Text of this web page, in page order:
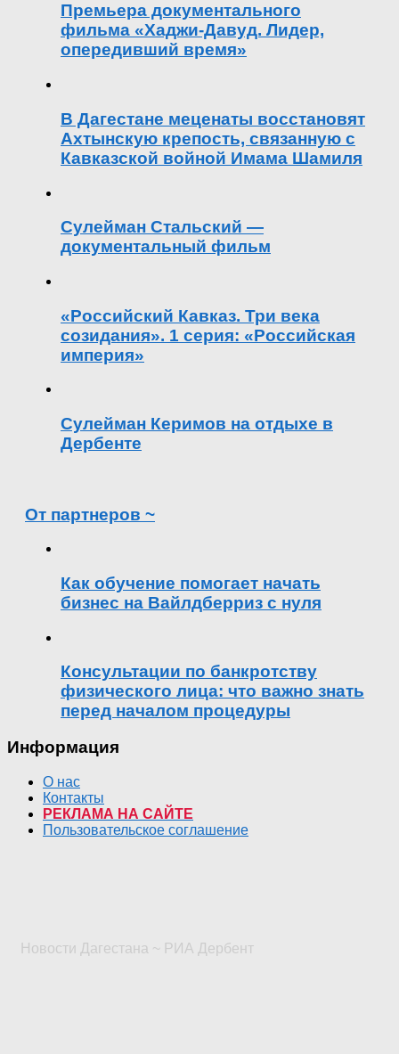
Премьера документального
фильма «Хаджи-Давуд. Лидер,
опередивший время»
В Дагестане меценаты восстановят
Ахтынскую крепость, связанную с
Кавказской войной Имама Шамиля
Сулейман Стальский —
документальный фильм
«Российский Кавказ. Три века
созидания». 1 серия: «Российская
империя»
Сулейман Керимов на отдыхе в
Дербенте
От партнеров ~
Как обучение помогает начать
бизнес на Вайлдберриз с нуля
Консультации по банкротству
физического лица: что важно знать
перед началом процедуры
Информация
О нас
Контакты
РЕКЛАМА НА САЙТЕ
Пользовательское соглашение
Новости Дагестана ~ РИА Дербент